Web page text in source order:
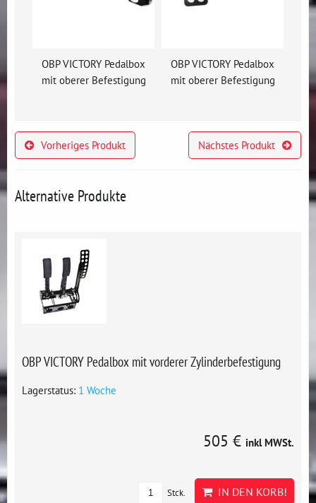
OBP VICTORY Pedalbox
mit oberer Befestigung
OBP VICTORY Pedalbox
mit oberer Befestigung
Vorheriges Produkt Nächstes Produkt
Alternative Produkte
OBP VICTORY Pedalbox mit vorderer Zylinderbefestigung
Lagerstatus: 1 Woche
505 € inkl MWSt.
Stck. IN DEN KORB!